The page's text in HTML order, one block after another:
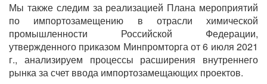
Мы также следим за реализацией Плана мероприятий
по импортозамещению в отрасли химической
промышленности Российской Федерации,
утвержденного приказом Минпромторга от 6 июля 2021
г., анализируем процессы расширения внутреннего
рынка за счет ввода импортозамещающих проектов.